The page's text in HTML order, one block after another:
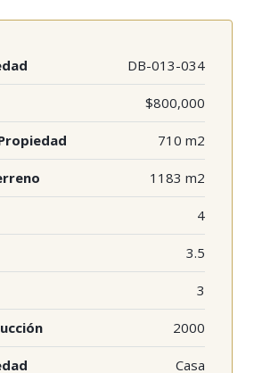
DB-013-034
$800,000
710 m2
1183 m2
4
3.5
3
2000
Casa